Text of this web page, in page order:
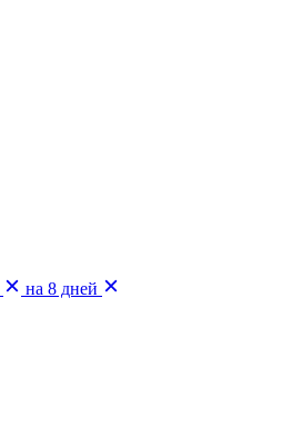
на 8 дней